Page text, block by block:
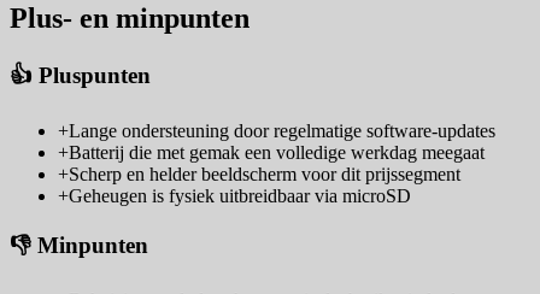
Plus- en minpunten
👍 Pluspunten
+Lange ondersteuning door regelmatige software-updates
+Batterij die met gemak een volledige werkdag meegaat
+Scherp en helder beeldscherm voor dit prijssegment
+Geheugen is fysiek uitbreidbaar via microSD
👎 Minpunten